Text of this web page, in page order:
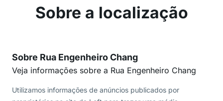
Sobre a localização
Sobre Rua Engenheiro Chang
Veja informações sobre a Rua Engenheiro Chang
Utilizamos informações de anúncios publicados por